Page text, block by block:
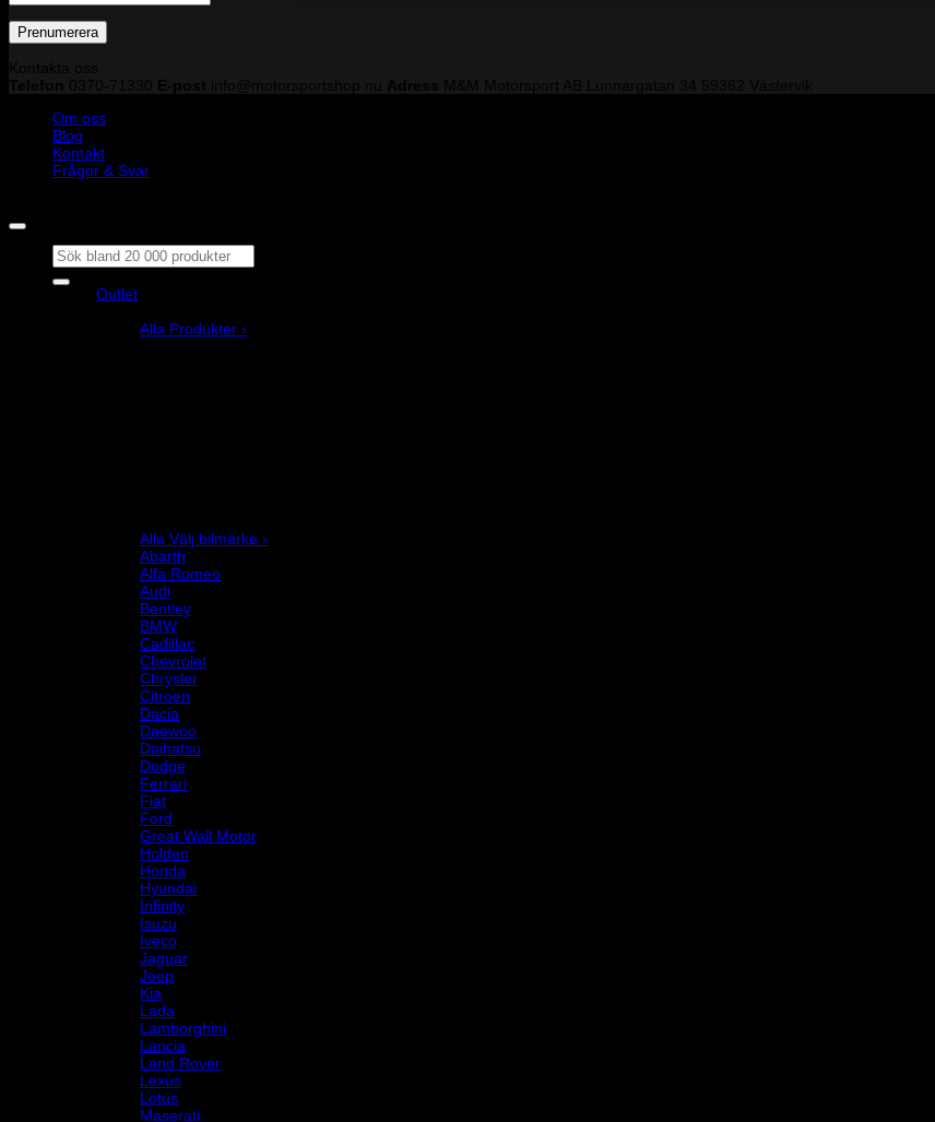
Om oss
Blog
Kontakt
Frågor & Svar
Sök
efter:
Outlet
Alla Produkter ›
Alla Välj bilmärke ›
Abarth
Alfa Romeo
Audi
Bentley
BMW
Cadillac
Chevrolet
Chrysler
Citroen
Dacia
Daewoo
Daihatsu
Dodge
Ferrari
Fiat
Ford
Great Wall Motor
Holden
Honda
Hyundai
Infinity
Isuzu
Iveco
Jaguar
Jeep
Kia
Lada
Lamborghini
Lancia
Land Rover
Lexus
Lotus
Maserati